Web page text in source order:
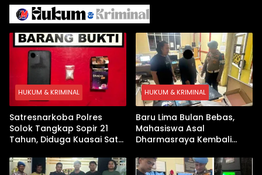
Arab
HUKUM & KRIMINAL
Satresnarkoba Polres
Solok Tangkap Sopir 21
Tahun, Diduga Kuasai Satu
HUKUM & KRIMINAL
Baru Lima Bulan Bebas,
Mahasiswa Asal
Dharmasraya Kembali